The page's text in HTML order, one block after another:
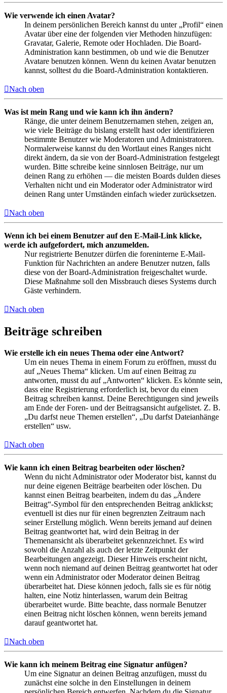
Wie verwende ich einen Avatar?
In deinem persönlichen Bereich kannst du unter „Profil“ einen
Avatar über eine der folgenden vier Methoden hinzufügen:
Gravatar, Galerie, Remote oder Hochladen. Die Board-
Administration kann bestimmen, ob und wie die Benutzer
Avatare benutzen können. Wenn du keinen Avatar benutzen
kannst, solltest du die Board-Administration kontaktieren.
Nach oben
Was ist mein Rang und wie kann ich ihn ändern?
Ränge, die unter deinem Benutzernamen stehen, zeigen an,
wie viele Beiträge du bislang erstellt hast oder identifizieren
bestimmte Benutzer wie Moderatoren und Administratoren.
Normalerweise kannst du den Wortlaut eines Ranges nicht
direkt ändern, da sie von der Board-Administration festgelegt
wurden. Bitte schreibe keine sinnlosen Beiträge, nur um
deinen Rang zu erhöhen — die meisten Boards dulden dieses
Verhalten nicht und ein Moderator oder Administrator wird
deinen Rang unter Umständen einfach wieder zurücksetzen.
Nach oben
Wenn ich bei einem Benutzer auf den E-Mail-Link klicke,
werde ich aufgefordert, mich anzumelden.
Nur registrierte Benutzer dürfen die foreninterne E-Mail-
Funktion für Nachrichten an andere Benutzer nutzen, falls
diese von der Board-Administration freigeschaltet wurde.
Diese Maßnahme soll den Missbrauch dieses Systems durch
Gäste verhindern.
Nach oben
Beiträge schreiben
Wie erstelle ich ein neues Thema oder eine Antwort?
Um ein neues Thema in einem Forum zu eröffnen, musst du
auf „Neues Thema“ klicken. Um auf einen Beitrag zu
antworten, musst du auf „Antworten“ klicken. Es könnte sein,
dass eine Registrierung erforderlich ist, bevor du einen
Beitrag schreiben kannst. Deine Berechtigungen sind jeweils
am Ende der Foren- und der Beitragsansicht aufgelistet. Z. B.
„Du darfst neue Themen erstellen“, „Du darfst Dateianhänge
erstellen“ usw.
Nach oben
Wie kann ich einen Beitrag bearbeiten oder löschen?
Wenn du nicht Administrator oder Moderator bist, kannst du
nur deine eigenen Beiträge bearbeiten oder löschen. Du
kannst einen Beitrag bearbeiten, indem du das „Ändere
Beitrag“-Symbol für den entsprechenden Beitrag anklickst;
eventuell ist dies nur für einen begrenzten Zeitraum nach
seiner Erstellung möglich. Wenn bereits jemand auf deinen
Beitrag geantwortet hat, wird dein Beitrag in der
Themenansicht als überarbeitet gekennzeichnet. Es wird
sowohl die Anzahl als auch der letzte Zeitpunkt der
Bearbeitungen angezeigt. Dieser Hinweis erscheint nicht,
wenn noch niemand auf deinen Beitrag geantwortet hat oder
wenn ein Administrator oder Moderator deinen Beitrag
überarbeitet hat. Diese können jedoch, falls sie es für nötig
halten, eine Notiz hinterlassen, warum dein Beitrag
überarbeitet wurde. Bitte beachte, dass normale Benutzer
einen Beitrag nicht löschen können, wenn bereits jemand
darauf geantwortet hat.
Nach oben
Wie kann ich meinem Beitrag eine Signatur anfügen?
Um eine Signatur an deinen Beitrag anzufügen, musst du
zunächst eine solche in den Einstellungen in deinem